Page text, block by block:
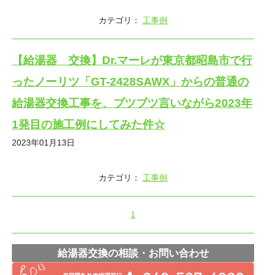
カテゴリ： 工事例
【給湯器 交換】Dr.マーレが東京都昭島市で行
ったノーリツ「GT-2428SAWX」からの普通の
給湯器交換工事を、ブツブツ言いながら2023年
1発目の施工例にしてみた件☆
2023年01月13日
カテゴリ： 工事例
1
給湯器交換の相談・お問い合わせ